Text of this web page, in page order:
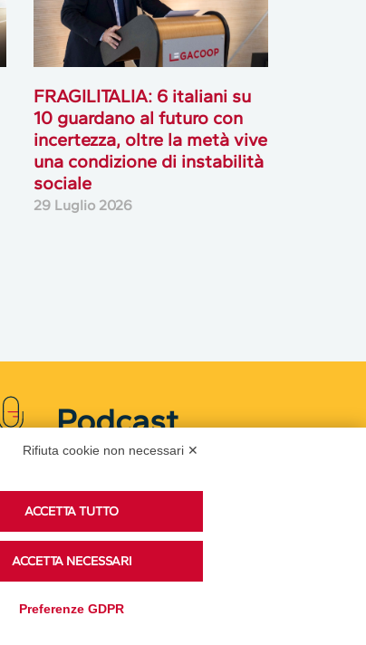
FRAGILITALIA: 6 italiani su
10 guardano al futuro con
incertezza, oltre la metà vive
una condizione di instabilità
sociale
29 Luglio 2026
Podcast
su Spreaker.
Accedi alla sezione
Rifiuta cookie non necessari ✕
ACCETTA TUTTO
ACCETTA NECESSARI
Preferenze GDPR